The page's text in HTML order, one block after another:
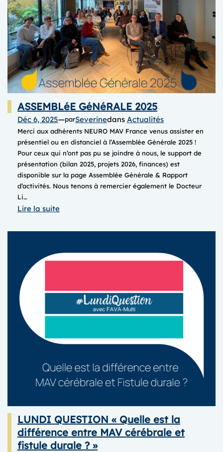
ASSEMBLéE GéNéRALE 2025
Déc 6, 2025—parSeverinedans Actualités
Merci aux adhérents NEURO MAV France venus assister en
présentiel ou en distanciel à l’Assemblée Générale 2025 !
Pour ceux qui n’ont pas pu se joindre à nous, le support de
présentation (bilan 2025, projets 2026, finances) est
disponible sur la page Assemblée Générale & Rapport
d’activités. Nous tenons à remercier également le Docteur
Li…
Lire la suite:
GéNéRALE
LUNDI QUESTION « Quelle est la
différence entre MAV cérébrale et
fistule durale ? »